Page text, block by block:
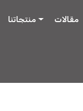
منتجاتنا مقالات